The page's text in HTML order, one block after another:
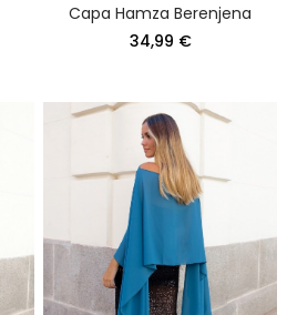
Capa Hamza Berenjena
34,99 €